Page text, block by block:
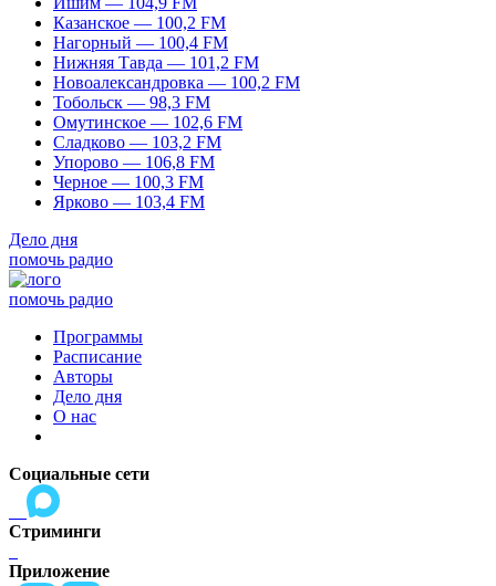
Казанское — 100,2 FM
Нагорный — 100,4 FM
Нижняя Тавда — 101,2 FM
Новоалександровка — 100,2 FM
Тобольск — 98,3 FM
Омутинское — 102,6 FM
Сладково — 103,2 FM
Упорово — 106,8 FM
Черное — 100,3 FM
Ярково — 103,4 FM
Дело дня
помочь радио
помочь радио
Программы
Расписание
Авторы
Дело дня
О нас
Социальные сети
Стриминги
Приложение